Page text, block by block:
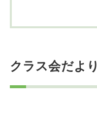
クラス会だより